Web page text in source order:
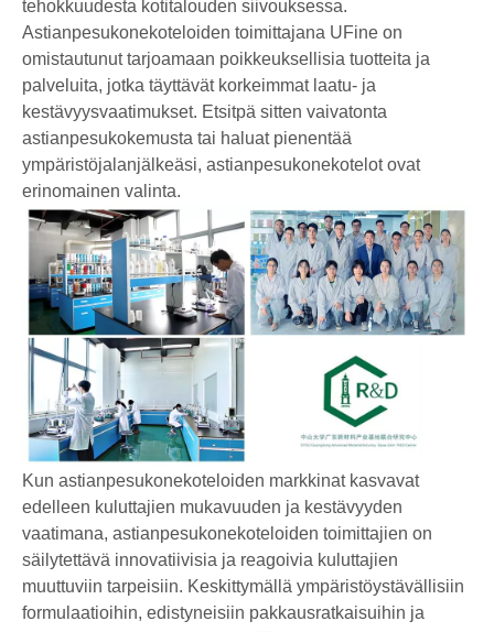
tehokkuudesta kotitalouden siivouksessa.
Astianpesukonekoteloiden toimittajana UFine on
omistautunut tarjoamaan poikkeuksellisia tuotteita ja
palveluita, jotka täyttävät korkeimmat laatu- ja
kestävyysvaatimukset. Etsitpä sitten vaivatonta
astianpesukokemusta tai haluat pienentää
ympäristöjalanjälkeäsi, astianpesukonekotelot ovat
erinomainen valinta.
Kun astianpesukonekoteloiden markkinat kasvavat
edelleen kuluttajien mukavuuden ja kestävyyden
vaatimana, astianpesukonekoteloiden toimittajien on
säilytettävä innovatiivisia ja reagoivia kuluttajien
muuttuviin tarpeisiin. Keskittymällä ympäristöystävällisiin
formulaatioihin, edistyneisiin pakkausratkaisuihin ja